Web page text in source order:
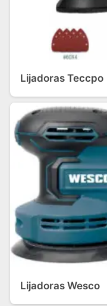
Lijadoras Teccpo
Lijadoras Wesco